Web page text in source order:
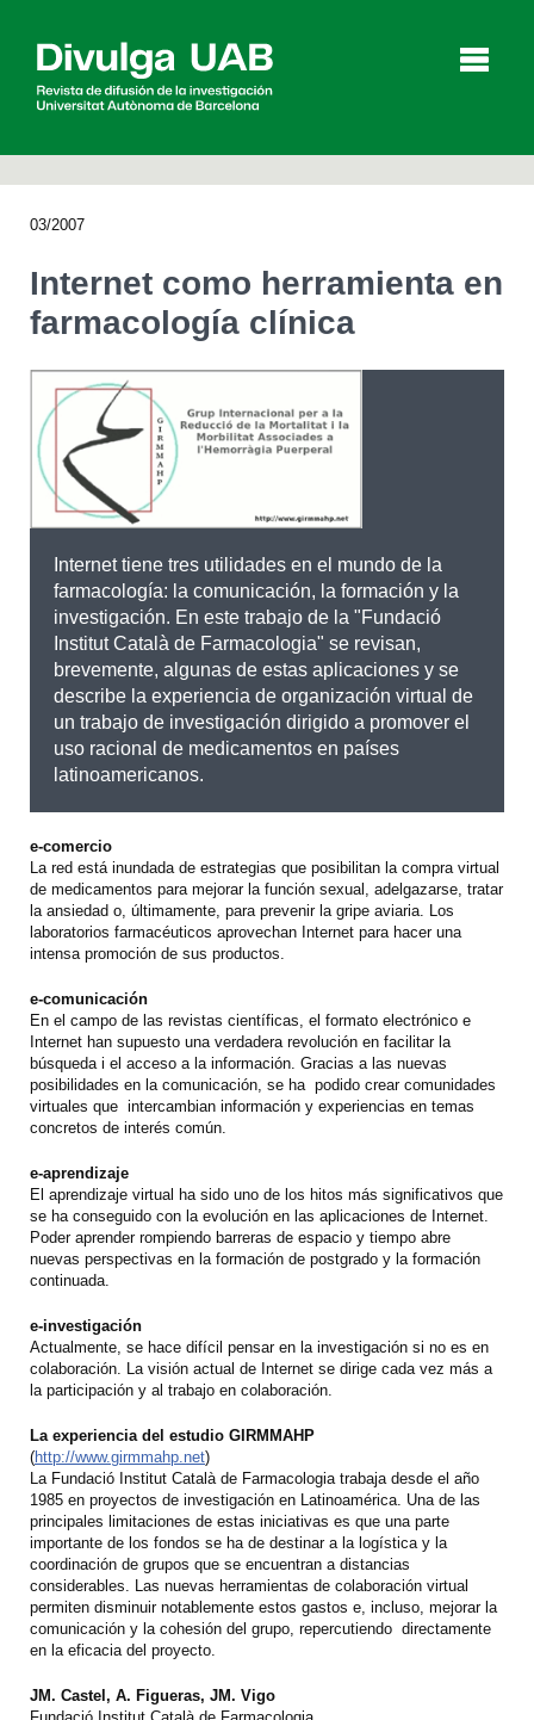
English Català
03/2007
Internet como herramienta en
farmacología clínica
Internet tiene tres utilidades en el mundo de la
farmacología: la comunicación, la formación y la
investigación. En este trabajo de la "Fundació
Institut Català de Farmacologia" se revisan,
brevemente, algunas de estas aplicaciones y se
describe la experiencia de organización virtual de
un trabajo de investigación dirigido a promover el
uso racional de medicamentos en países
latinoamericanos.
e-comercio
La red está inundada de estrategias que posibilitan la compra virtual
de medicamentos para mejorar la función sexual, adelgazarse, tratar
la ansiedad o, últimamente, para prevenir la gripe aviaria. Los
laboratorios farmacéuticos aprovechan Internet para hacer una
intensa promoción de sus productos.
e-comunicación
En el campo de las revistas científicas, el formato electrónico e
Internet han supuesto una verdadera revolución en facilitar la
búsqueda i el acceso a la información. Gracias a las nuevas
posibilidades en la comunicación, se ha podido crear comunidades
virtuales que intercambian información y experiencias en temas
concretos de interés común.
e-aprendizaje
El aprendizaje virtual ha sido uno de los hitos más significativos que
se ha conseguido con la evolución en las aplicaciones de Internet.
Poder aprender rompiendo barreras de espacio y tiempo abre
nuevas perspectivas en la formación de postgrado y la formación
continuada.
e-investigación
Actualmente, se hace difícil pensar en la investigación si no es en
colaboración. La visión actual de Internet se dirige cada vez más a
la participación y al trabajo en colaboración.
La experiencia del estudio GIRMMAHP
(http://www.girmmahp.net)
La Fundació Institut Català de Farmacologia trabaja desde el año
1985 en proyectos de investigación en Latinoamérica. Una de las
principales limitaciones de estas iniciativas es que una parte
importante de los fondos se ha de destinar a la logística y la
coordinación de grupos que se encuentran a distancias
considerables. Las nuevas herramientas de colaboración virtual
permiten disminuir notablemente estos gastos e, incluso, mejorar la
comunicación y la cohesión del grupo, repercutiendo directamente
en la eficacia del proyecto.
JM. Castel, A. Figueras, JM. Vigo